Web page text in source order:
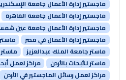
ماجستير إدارة الأعمال جامعة
ماجستير إدارة الأعمال جامعة القاهرة
ماجستير إدارة الأعمال جامعة عين
ماجستير إدارة الأعمال في مصر
ماستر جامعة الملك عبدالعزيز
ماستر للأبحاث بالأردن
مراكز لعمل
مراكز لعمل رسائل الماجستير في الأردن